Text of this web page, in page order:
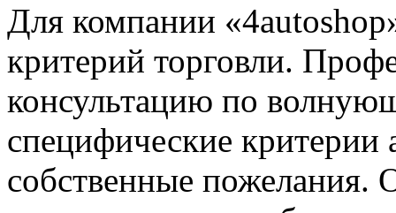
Для компании
критерий торговли.
консультацию по
специфические критерии
собственные пожелания.